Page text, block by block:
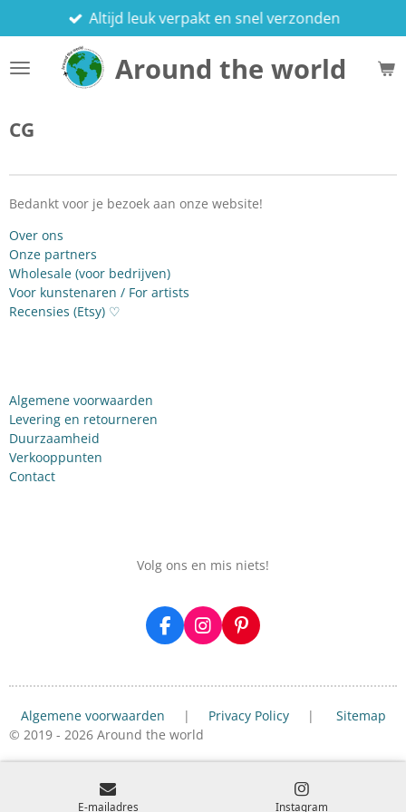
direct
naar
Around the world
Altijd leuk verpakt en snel verzonden
CG
Bedankt voor je bezoek aan onze website!
Over ons
Onze partners
Wholesale (voor bedrijven)
Voor kunstenaren / For artists
Recensies (Etsy) ♡
Algemene voorwaarden
Levering en retourneren
Duurzaamheid
Verkooppunten
Contact
Volg ons en mis niets!
F
a
e
o
o
I
n
t
g
r
P
i
t
r
Algemene voorwaarden | Privacy Policy| Sitemap
© 2019 - 2026 Around the world
E-mailadres Instagram